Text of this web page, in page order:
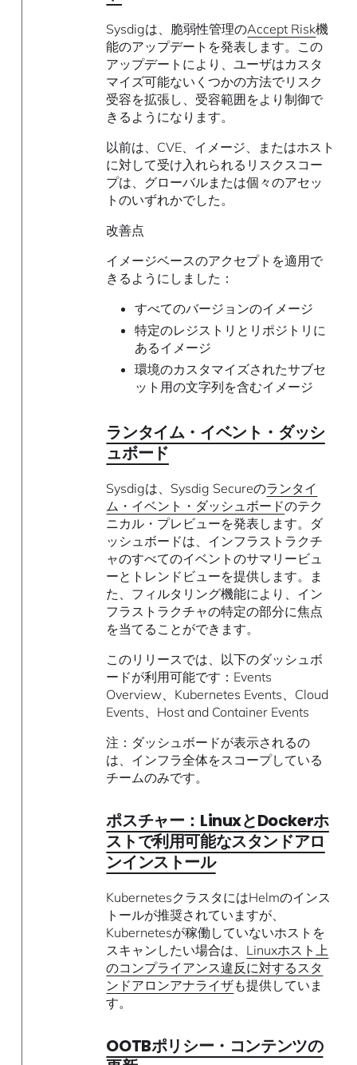
Sysdigは、脆弱性管理のAccept Risk機
能のアップデートを発表します。この
アップデートにより、ユーザはカスタ
マイズ可能ないくつかの方法でリスク
受容を拡張し、受容範囲をより制御で
きるようになります。
以前は、CVE、イメージ、またはホスト
に対して受け入れられるリスクスコー
プは、グローバルまたは個々のアセッ
トのいずれかでした。
改善点
イメージベースのアクセプトを適用で
きるようにしました：
すべてのバージョンのイメージ
特定のレジストリとリポジトリに
あるイメージ
環境のカスタマイズされたサブセ
ット用の文字列を含むイメージ
ランタイム・イベント・ダッシ
ュボード
Sysdigは、Sysdig Secureのランタイ
ム・イベント・ダッシュボードのテク
ニカル・プレビューを発表します。ダ
ッシュボードは、インフラストラクチ
ャのすべてのイベントのサマリービュ
ーとトレンドビューを提供します。ま
た、フィルタリング機能により、イン
フラストラクチャの特定の部分に焦点
を当てることができます。
このリリースでは、以下のダッシュボ
ードが利用可能です：Events
Overview、Kubernetes Events、Cloud
Events、Host and Container Events
注：ダッシュボードが表示されるの
は、インフラ全体をスコープしている
チームのみです。
ポスチャー：LinuxとDockerホ
ストで利用可能なスタンドアロ
ンインストール
KubernetesクラスタにはHelmのインス
トールが推奨されていますが、
Kubernetesが稼働していないホストを
スキャンしたい場合は、 Linuxホスト上
のコンプライアンス違反に対するスタ
ンドアロンアナライザも提供していま
す。
OOTBポリシー・コンテンツの